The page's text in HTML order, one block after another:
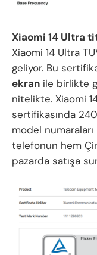
Xiaomi 14 Ultra
Xiaomi 14 Ultra
geliyor. Bu
ekran ile birlikte
nitelikte. Xiaomi
sertifikasında
model
telefonun hem
pazarda satışa